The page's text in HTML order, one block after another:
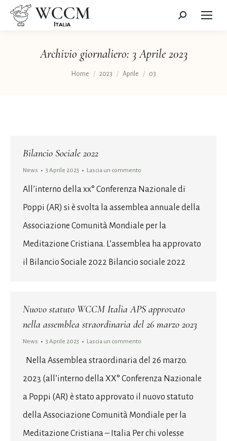
Cerca:
Archivio giornaliero: 3 Aprile 2023
Tu sei qui:
Home 2023 Aprile 03
Bilancio Sociale 2022
News 3 Aprile 2023 Lascia un commento
All’interno della xx° Conferenza Nazionale di
Poppi (AR) si è svolta la assemblea annuale della
Associazione Comunità Mondiale per la
Meditazione Cristiana. L’assemblea ha approvato
il Bilancio Sociale 2022 Bilancio sociale 2022
Nuovo statuto WCCM Italia APS approvato
nella assemblea straordinaria del 26 marzo 2023
News 3 Aprile 2023 Lascia un commento
Nella Assemblea straordinaria del 26 marzo.
2023 (all’interno della XX° Conferenza Nazionale
a Poppi (AR) è stato approvato il nuovo statuto
della Associazione Comunità Mondiale per la
Meditazione Cristiana – Italia Per chi volesse